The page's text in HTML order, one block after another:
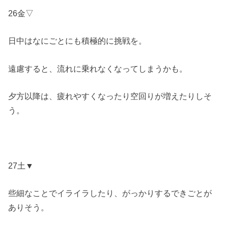
26金▽
日中はなにごとにも積極的に挑戦を。
遠慮すると、流れに乗れなくなってしまうかも。
夕方以降は、疲れやすくなったり空回りが増えたりしそ
う。
27土▼
些細なことでイライラしたり、がっかりするできごとが
ありそう。